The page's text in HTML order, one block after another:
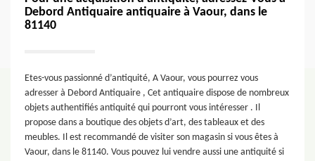
Debord Antiquaire antiquaire à Vaour, dans le
81140
Etes-vous passionné d’antiquité, A Vaour, vous pourrez vous
adresser à Debord Antiquaire , Cet antiquaire dispose de nombreux
objets authentifiés antiquité qui pourront vous intéresser . Il
propose dans a boutique des objets d’art, des tableaux et des
meubles. Il est recommandé de visiter son magasin si vous êtes à
Vaour, dans le 81140. Vous pouvez lui vendre aussi une antiquité si